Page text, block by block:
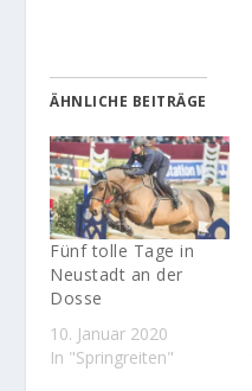
ÄHNLICHE BEITRÄGE
Fünf tolle Tage in
Neustadt an der
Dosse
10. Januar 2020
In "Springreiten"